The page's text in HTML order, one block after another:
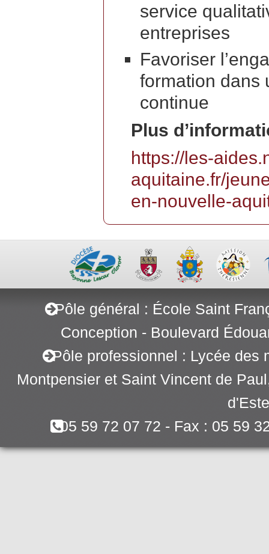
service
entreprises
Favoriser
formation dans
continue
Plus
https://les-
aquitaine.fr/
en-nouvelle-
Pôle général : École Saint
Conception - Boulevard
Pôle professionnel : Lycée des
Montpensier et Saint Vincent de
05 59 72 07 72 - Fax : 05 59